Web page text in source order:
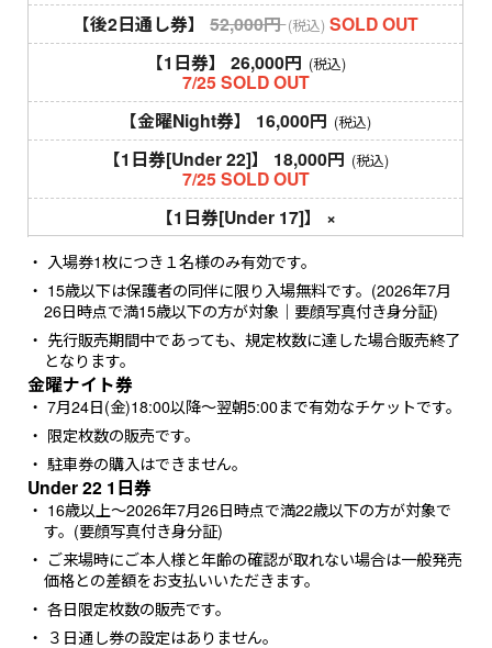
【後2日通し券】
52,000円(税込) SOLD OUT
【1日券】
26,000円 (税込)
7/25 SOLD OUT
【金曜Night券】
16,000円 (税込)
【1日券[Under 22]】 18,000円 (税込)
7/25 SOLD OUT
【1日券[Under 17]】
×
入場券1枚につき１名様のみ有効です。
15歳以下は保護者の同伴に限り入場無料です。(2026年7月
26日時点で満15歳以下の方が対象｜要顔写真付き身分証)
先行販売期間中であっても、規定枚数に達した場合販売終了
となります。
金曜ナイト券
7月24日(金)18:00以降〜翌朝5:00まで有効なチケットです。
限定枚数の販売です。
駐車券の購入はできません。
Under 22 1日券
16歳以上〜2026年7月26日時点で満22歳以下の方が対象で
す。(要顔写真付き身分証)
ご来場時にご本人様と年齢の確認が取れない場合は一般発売
価格との差額をお支払いいただきます。
各日限定枚数の販売です。
３日通し券の設定はありません。